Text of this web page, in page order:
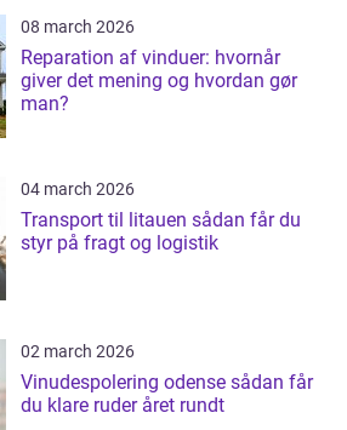
08 march 2026
Reparation af vinduer: hvornår
giver det mening og hvordan gør
man?
04 march 2026
Transport til litauen sådan får du
styr på fragt og logistik
02 march 2026
Vinudespolering odense sådan får
du klare ruder året rundt